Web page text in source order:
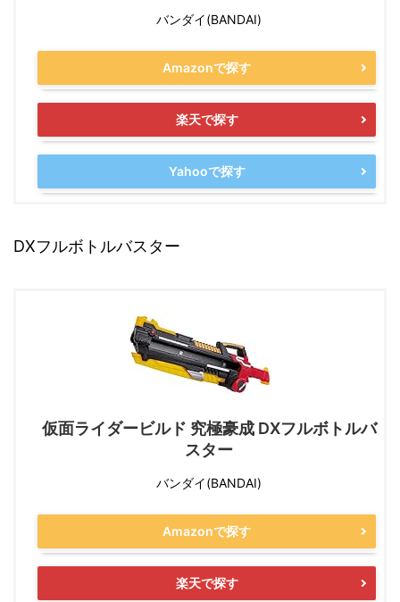
バンダイ(BANDAI)
Amazonで探す
楽天で探す
Yahooで探す
DXフルボトルバスター
仮面ライダービルド 究極豪成 DXフルボトルバ
スター
バンダイ(BANDAI)
Amazonで探す
楽天で探す